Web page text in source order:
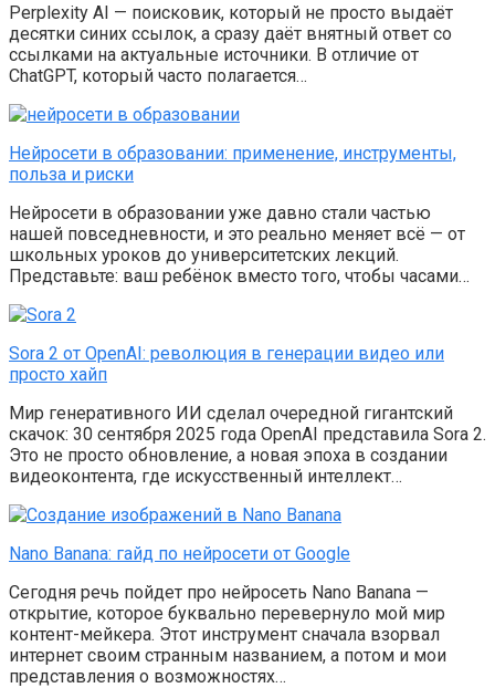
Perplexity AI — поисковик, который не просто выдаёт
десятки синих ссылок, а сразу даёт внятный ответ со
ссылками на актуальные источники. В отличие от
ChatGPT, который часто полагается…
Нейросети в образовании: применение, инструменты,
польза и риски
Нейросети в образовании уже давно стали частью
нашей повседневности, и это реально меняет всё — от
школьных уроков до университетских лекций.
Представьте: ваш ребёнок вместо того, чтобы часами…
Sora 2 от OpenAI: революция в генерации видео или
просто хайп
Мир генеративного ИИ сделал очередной гигантский
скачок: 30 сентября 2025 года OpenAI представила Sora 2.
Это не просто обновление, а новая эпоха в создании
видеоконтента, где искусственный интеллект…
Nano Banana: гайд по нейросети от Google
Сегодня речь пойдет про нейросеть Nano Banana —
открытие, которое буквально перевернуло мой мир
контент-мейкера. Этот инструмент сначала взорвал
интернет своим странным названием, а потом и мои
представления о возможностях…